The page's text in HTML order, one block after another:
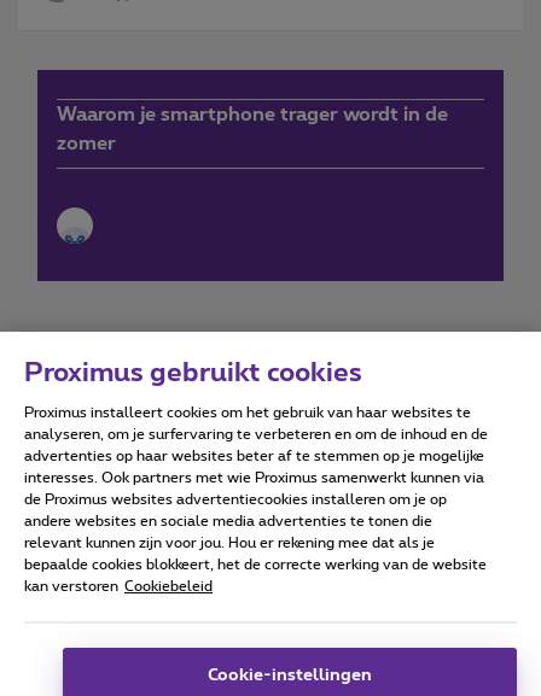
Waarom je smartphone trager wordt in de
zomer
Forumvoorwaarden Accessibility statement
Alle rechten voorbehouden. © Proximus
Algemene voorwaarden, consumenteninfo
Deze website is gecreëerd en wordt beheerd conform het
Proximus gebruikt cookies
Proximus installeert cookies om het gebruik van haar websites te
analyseren, om je surfervaring te verbeteren en om de inhoud en de
advertenties op haar websites beter af te stemmen op je mogelijke
interesses. Ook partners met wie Proximus samenwerkt kunnen via
de Proximus websites advertentiecookies installeren om je op
andere websites en sociale media advertenties te tonen die
relevant kunnen zijn voor jou. Hou er rekening mee dat als je
bepaalde cookies blokkeert, het de correcte werking van de website
kan verstoren Cookiebeleid
Cookie-instellingen